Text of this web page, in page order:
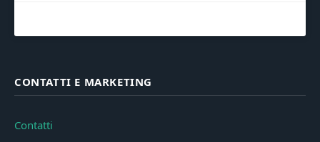
CONTATTI E MARKETING
Contatti